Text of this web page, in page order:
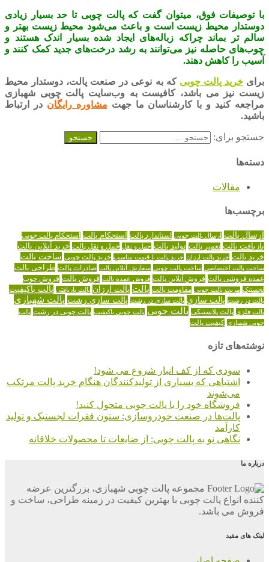
با توصیفات فوق، میتوان گفت که پالت چوبی تا حد بسیار زیادی
دوستدار محیط زیست است و باعث می‌شود محیط زیست بهتر و
سالم تر بماند چراکه زباله‌های ایجاد شده بسیار اندک هستند و
چوب‌های حاصله نیز می‌توانند به رشد درخت‌های جدید کمک کنند و
آسیب را کاهش دهند.
برایخرید پالت چوبی که به نوعی در صنعت پالت، دوستدار محیط
زیست نیز می باشد، کافیست به وب‌سایت پالت چوبی شهبازی
مراجعه کنید و با کارشناسان ما جهت مشاوره رایگان در ارتباط
باشید.
جستجو برای:
دسته‌ها
مقالات
برچسب‌ها
ارسال پالت ارسال پالت چوبی استاندارد پالت استحکام پالت استحکام پالت چوبی
بازیافت پالت تعمیر پالت تولید پالت حمل و نقل حمل و نقل پالت خرید آنلاین پالت
خرید پالت خرید پالت ارزان خرید پالت با قیمت مناسب خرید پالت چوبی ساخت پالت
ساخت پالت اختصاصی ساخت پالت چوبی سفارش آنلاین پالت صادرات پالت طراحی پالت
عمده فروشی پالت فروش آنلاین پالت فروش عمده پالت فروش پالت فروش چوب
لجستیک مزیت پالت چوبی مقاومت پالت پالت پالت ارزان پالت بازیافتی پالت باکیفیت
پالت در رشت پالت سازی پالت سازی در رشت پالت سازی رشت پالت شهبازی
پالت فلزی پالت پلاستیکی پالت چوبی پالت چوبی باکیفیت پالت چوبی در رشت پالت
چوبی شهبازی کیفیت پالت
نوشته‌های تازه
سودی که از کف انبار شروع می شود!
اشتباهی که بسیاری از تولیدکنندگان هنگام خرید پالت مرتکب
می‌شوند
فروشگاه خود را با پالت چوبی متحول کنید!
پالت‌ها در صنعت خودروسازی: ستون فقرات لجستیک و تولید
کارآمد
نگاهی نو به پالت چوبی: از ضایعات تا محصولات خلاقانه
درباره ما
مجموعه پالت چوبی شهبازی، بزرگترین عرضه
کننده انواع پالت چوبی با بهترین کیفیت در زمینه طراحی، ساخت و
فروش می باشد.
لینک های مفید